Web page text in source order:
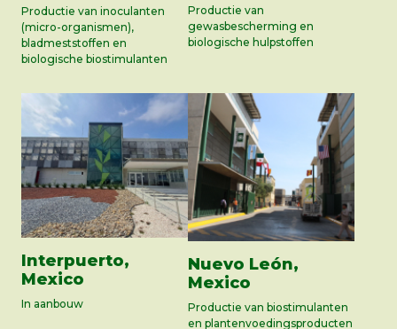
Productie van inoculanten
(micro-organismen),
bladmeststoffen en
biologische biostimulanten
Productie van
gewasbescherming en
biologische hulpstoffen
Interpuerto,
Mexico
In aanbouw
Nuevo León,
Mexico
Productie van biostimulanten
en plantenvoedingsproducten